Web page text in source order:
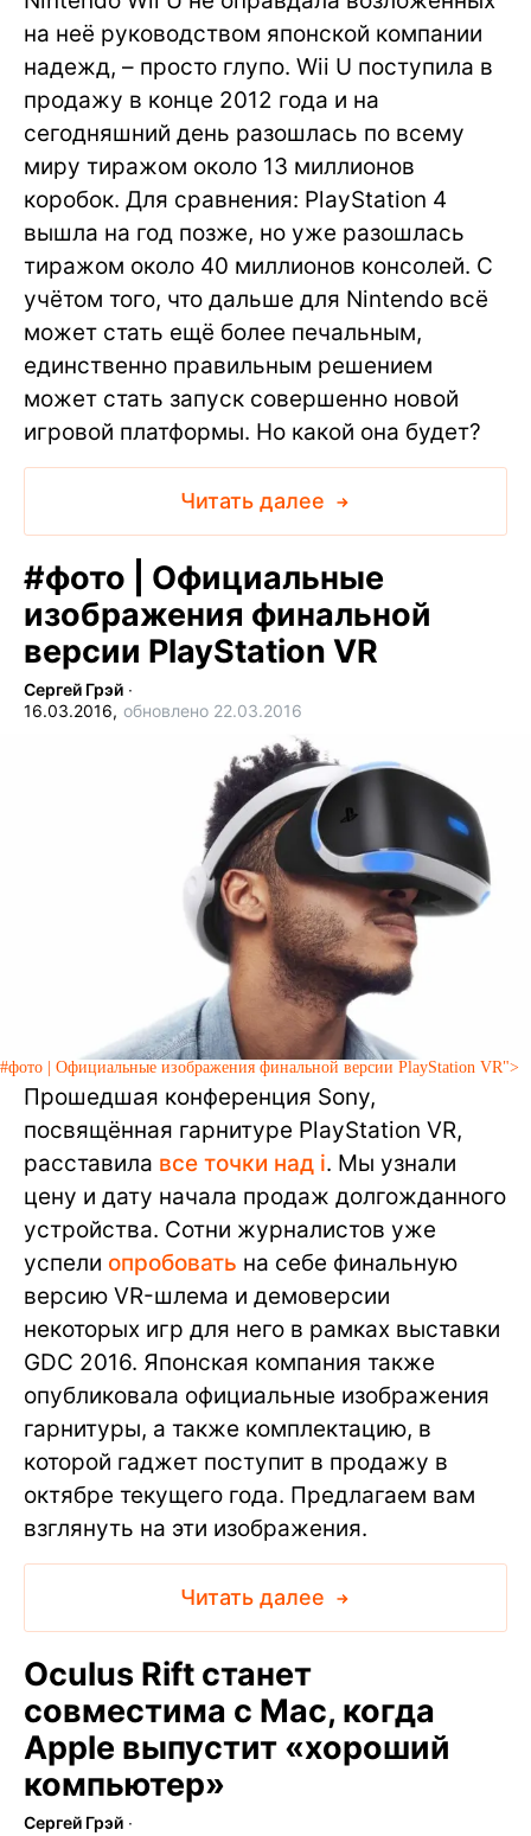
на неё руководством японской компании
надежд, – просто глупо. Wii U поступила в
продажу в конце 2012 года и на
сегодняшний день разошлась по всему
миру тиражом около 13 миллионов
коробок. Для сравнения: PlayStation 4
вышла на год позже, но уже разошлась
тиражом около 40 миллионов консолей. С
учётом того, что дальше для Nintendo всё
может стать ещё более печальным,
единственно правильным решением
может стать запуск совершенно новой
игровой платформы. Но какой она будет?
Читать далее
#фото | Официальные
изображения финальной
версии PlayStation VR
Сергей Грэй ∙
16.03.2016, обновлено 22.03.2016
#фото | Официальные изображения финальной версии PlayStation VR">
Прошедшая конференция Sony,
посвящённая гарнитуре PlayStation VR,
расставила все точки над i. Мы узнали
цену и дату начала продаж долгожданного
устройства. Сотни журналистов уже
успели опробовать на себе финальную
версию VR-шлема и демоверсии
некоторых игр для него в рамках выставки
GDC 2016. Японская компания также
опубликовала официальные изображения
гарнитуры, а также комплектацию, в
которой гаджет поступит в продажу в
октябре текущего года. Предлагаем вам
взглянуть на эти изображения.
Читать далее
Oculus Rift станет
совместима с Mac, когда
Apple выпустит «хороший
компьютер»
Сергей Грэй ∙